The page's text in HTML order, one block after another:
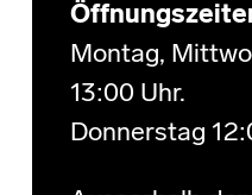
Montag,
13:00 Uhr.
Donnerstag